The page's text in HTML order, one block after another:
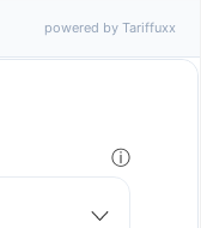
powered by Tariffuxx